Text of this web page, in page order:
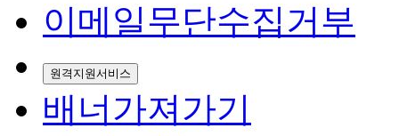
이메일무단수집거부
원격지원서비스
배너가져가기